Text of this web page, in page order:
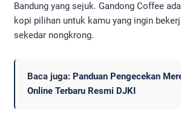
Bandung yang sejuk. Gandong Coffee
kopi pilihan untuk kamu yang ingin
sekedar nongkrong.
Baca juga: Panduan Pengecekan
Online Terbaru Resmi DJKI